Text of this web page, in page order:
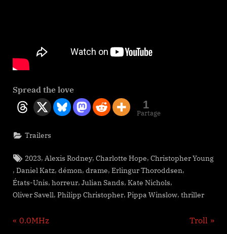
Spread the love
1
Partage
Trailers
Tags:
2023, Alexis Rodney,Charlotte Hope,Christopher Young
, Daniel Katz, démon, drame, Erlingur Thoroddsen,
États-Unis, horreur, Julian Sands, Kate Nichols,
Oliver Savell, Philipp Christopher, Pippa Winslow, thriller
Navigation
P
0.0MHz
N
Troll